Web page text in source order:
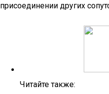
присоединении других
Читайте также: